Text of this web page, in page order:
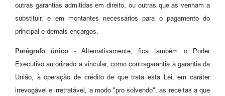
outras garantias admitidas em direito, ou outras que as venham a
substituir, e em montantes necessários para o pagamento do
principal e demais encargos.
Parágrafo único - Alternativamente, fica também o Poder
Executivo autorizado a vincular, como contragarantia à garantia da
União, à operação de crédito de que trata esta Lei, em caráter
irrevogável e irretratável, a modo "pro solvendo", as receitas a que